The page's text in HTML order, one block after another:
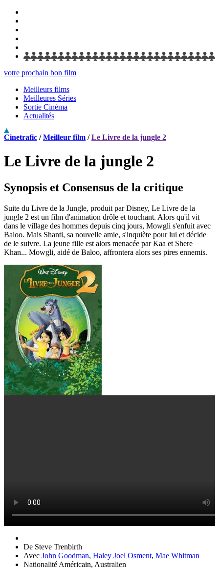
votre prochain bon film
Meilleurs films
Meilleures Séries
Sortie Cinéma
Actualités
Cinetrafic /Meilleur film /Le Livre de la jungle 2
Le Livre de la jungle 2
Synopsis et Consensus de la critique
Suite du Livre de la Jungle, produit par Disney, Le Livre de la
jungle 2 est un film d'animation drôle et touchant. Alors qu'il vit
dans le village des hommes depuis cinq jours, Mowgli s'enfuit avec
Baloo. Mais Shanti, sa nouvelle amie, s'inquiète pour lui et décide
de le suivre. La jeune fille est alors menacée par Kaa et Shere
Khan... Mowgli, aidé de Baloo, affrontera alors ses pires ennemis.
De Steve Trenbirth
Avec John Goodman, Haley Joel Osment, Mae Whitman
Nationalité Américain, Australien